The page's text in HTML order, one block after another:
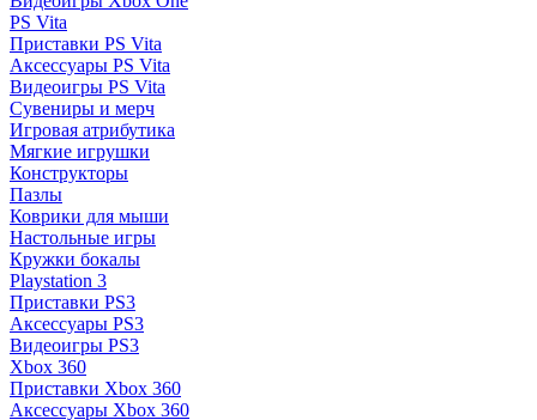
PS Vita
Приставки PS Vita
Аксессуары PS Vita
Видеоигры PS Vita
Сувениры и мерч
Игровая атрибутика
Мягкие игрушки
Конструкторы
Пазлы
Коврики для мыши
Настольные игры
Кружки бокалы
Playstation 3
Приставки PS3
Аксессуары PS3
Видеоигры PS3
Xbox 360
Приставки Xbox 360
Аксессуары Xbox 360